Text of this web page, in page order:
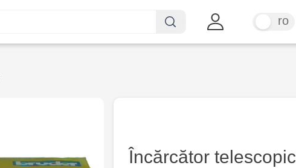
ro
Încărcător telescopic